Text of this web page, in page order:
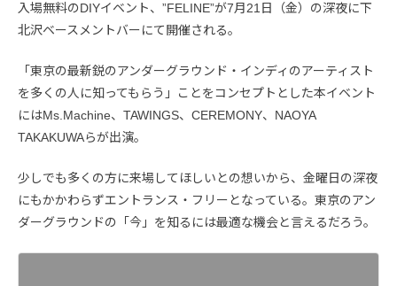
入場無料のDIYイベント、”FELINE”が7月21日（金）の深夜に下
北沢ベースメントバーにて開催される。
「東京の最新鋭のアンダーグラウンド・インディのアーティスト
を多くの人に知ってもらう」ことをコンセプトとした本イベント
にはMs.Machine、TAWINGS、CEREMONY、NAOYA
TAKAKUWAらが出演。
少しでも多くの方に来場してほしいとの想いから、金曜日の深夜
にもかかわらずエントランス・フリーとなっている。東京のアン
ダーグラウンドの「今」を知るには最適な機会と言えるだろう。